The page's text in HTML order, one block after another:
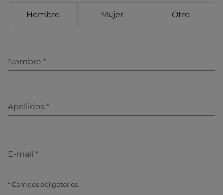
Hombre Mujer Otro
Nombre *
Apellidos *
E-mail *
* Campos obligatorios